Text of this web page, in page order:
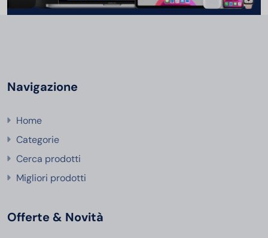
Navigazione
Home
Categorie
Cerca prodotti
Migliori prodotti
Offerte & Novità